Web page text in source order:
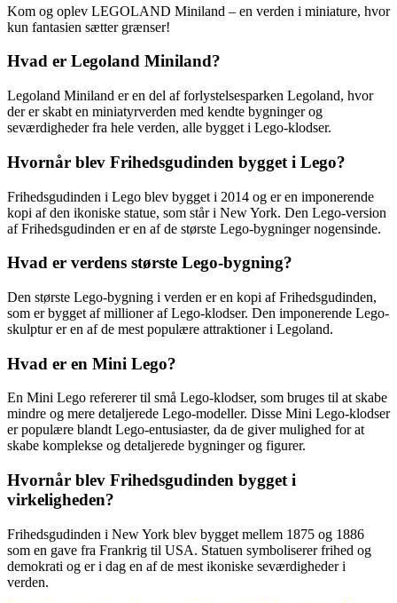
Kom og oplev LEGOLAND Miniland – en verden i miniature, hvor
kun fantasien sætter grænser!
Hvad er Legoland Miniland?
Legoland Miniland er en del af forlystelsesparken Legoland, hvor
der er skabt en miniatyrverden med kendte bygninger og
seværdigheder fra hele verden, alle bygget i Lego-klodser.
Hvornår blev Frihedsgudinden bygget i Lego?
Frihedsgudinden i Lego blev bygget i 2014 og er en imponerende
kopi af den ikoniske statue, som står i New York. Den Lego-version
af Frihedsgudinden er en af de største Lego-bygninger nogensinde.
Hvad er verdens største Lego-bygning?
Den største Lego-bygning i verden er en kopi af Frihedsgudinden,
som er bygget af millioner af Lego-klodser. Den imponerende Lego-
skulptur er en af de mest populære attraktioner i Legoland.
Hvad er en Mini Lego?
En Mini Lego refererer til små Lego-klodser, som bruges til at skabe
mindre og mere detaljerede Lego-modeller. Disse Mini Lego-klodser
er populære blandt Lego-entusiaster, da de giver mulighed for at
skabe komplekse og detaljerede bygninger og figurer.
Hvornår blev Frihedsgudinden bygget i
virkeligheden?
Frihedsgudinden i New York blev bygget mellem 1875 og 1886
som en gave fra Frankrig til USA. Statuen symboliserer frihed og
demokrati og er i dag en af de mest ikoniske seværdigheder i
verden.